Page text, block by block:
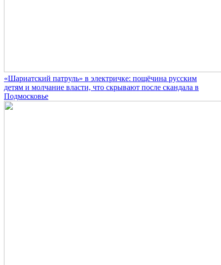
«Шариатский патруль» в электричке: пощёчина русским
детям и молчание власти, что скрывают после скандала в
Подмосковье